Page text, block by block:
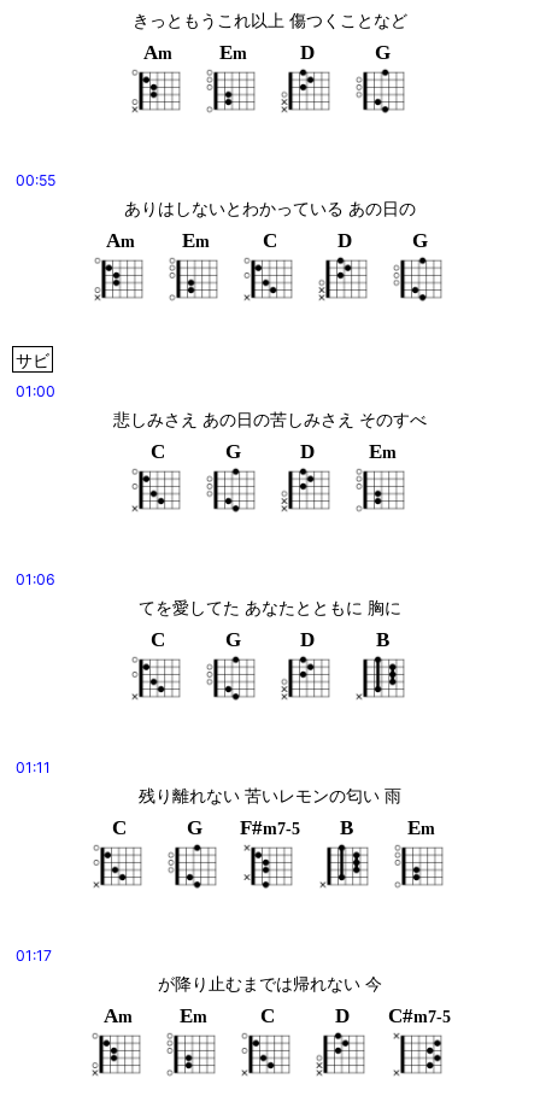
きっともうこれ以上 傷つくことなど
Am Em D G
00:55
ありはしないとわかっている あの日の
Am Em C D G
サビ
01:00
悲しみさえ あの日の苦しみさえ そのすべ
C G D Em
01:06
てを愛してた あなたとともに 胸に
C G D B
01:11
残り離れない 苦いレモンの匂い 雨
C G F#m7-5 B Em
01:17
が降り止むまでは帰れない 今
Am Em C D C#m7-5